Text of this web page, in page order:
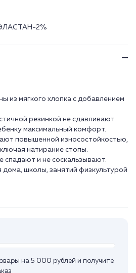
2%
из мягкого хлопка с добавлением
резинкой не сдавливают
максимальный комфорт.
повышенной износостойкостью,
натирание стопы.
спадают и не соскальзывают.
школы, занятий физкультурой
на 5 000 рублей и получите